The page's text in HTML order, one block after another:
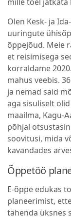
mille toel jätkata
Olen Kesk- ja
uuringute
õppejõud. Meie
et reisimisega
korraldame
mahus veebis.
ja nemad said
aga sisuliselt
maailma, Kagu-
põhjal
soovitusi, mida
kavandades
Õppetöö
E-õppe edukas
planeerimist,
tähenda üksnes